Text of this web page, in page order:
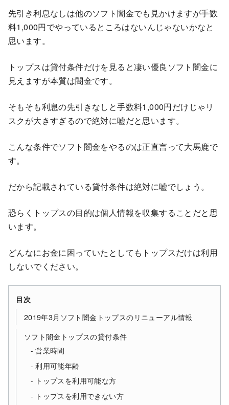
先引き利息なしは他のソフト闇金でも見かけますが手数
料1,000円でやっているところはないんじゃないかなと
思います。
トップスは貸付条件だけを見ると凄い優良ソフト闇金に
見えますが本質は闇金です。
そもそも利息の先引きなしと手数料1,000円だけじゃリ
スクが大きすぎるので絶対に嘘だと思います。
こんな条件でソフト闇金をやるのは正直言って大馬鹿で
す。
だから記載されている貸付条件は絶対に嘘でしょう。
恐らくトップスの目的は個人情報を収集することだと思
います。
どんなにお金に困っていたとしてもトップスだけは利用
しないでください。
目次
2019年3月ソフト闇金トップスのリニューアル情報
ソフト闇金トップスの貸付条件
営業時間
利用可能年齢
トップスを利用可能な方
トップスを利用できない方